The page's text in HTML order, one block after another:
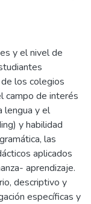
y el nivel de
los colegios
campo de interés
lengua y el
y habilidad
las
aplicados
aprendizaje.
descriptivo y
específicas y